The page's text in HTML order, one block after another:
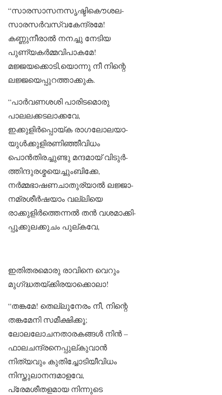
“സാരസാസനസൃഷ്ടികൌശല-
സാരസർവസ്വകേന്ദ്രമേ!
കണ്ണുനീരാൽ നനച്ചു നേടിയ
പുണ്യകർമ്മവിപാകമേ!
മജ്ജയക്കൊടി,യൊന്നു നീ നിന്റെ
ലജ്ജയെപ്പുറത്താക്കുക.
“പാർവണശശി പാരിടമൊരു
പാലലക്കടലാക്കവേ,
ഇക്കുളിർപ്പൊയ്ക രാഗലോലയാ-
യുൾക്കുളിരണിഞ്ഞീവിധം
പൊൻതിരച്ചുണ്ടു മന്ദമായ് വിടുർ-
ത്തിന്ദുരശ്മയെച്ചുംബിക്കേ,
നർമ്മഭാഷണചാതുര്യാൽ ലജ്ജാ-
നമ്രശീർഷയാം വല്ലിയെ
രാക്കുളിർത്തെന്നൽ തൻ വശമാക്കി-
പ്പൂക്കുലക്കുചം പുല്കവേ,
ഇതിതരമൊരു രാവിനെ വെറും
മുഗ്‌ദ്ധതയ്ക്കിരയാക്കൊലാ!
“തങ്കമേ! തെല്ലുനേരം നീ, നിന്റെ
തങ്കമേനി സമീക്ഷിക്കൂ;
ലോലലോചനതാരകങ്ങൾ നിൻ –
ഫാലചന്ദ്രനെപ്പുല്കുവാൻ
നിത്യവും കുതിച്ചോടിയീവിധം
നിസ്തുലാനന്ദമാളവേ,
പ്രേമശീതളമായ നിന്നുടെ